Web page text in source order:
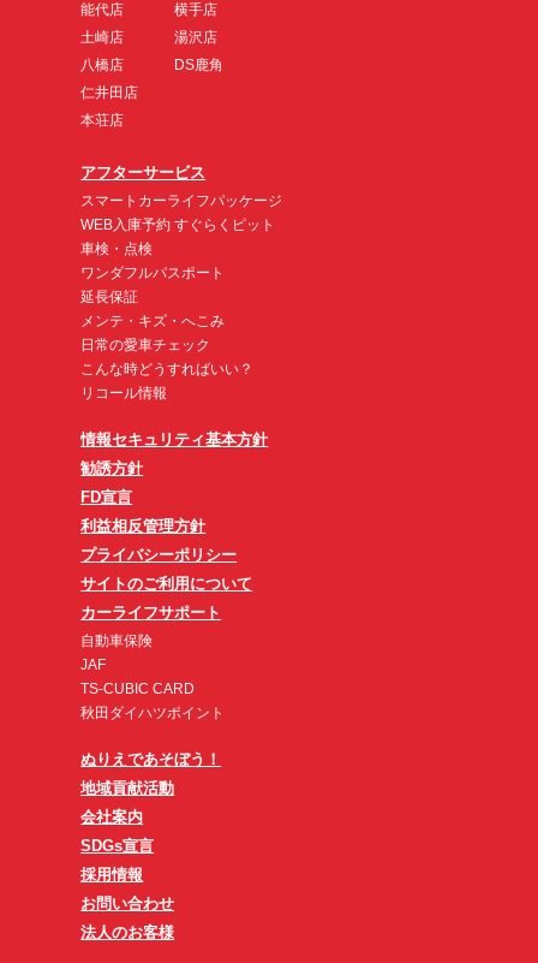
能代店
土崎店
八橋店
仁井田店
本荘店
横手店
湯沢店
DS鹿角
アフターサービス
スマートカーライフパッケージ
WEB入庫予約 すぐらくピット
車検・点検
ワンダフルパスポート
延長保証
メンテ・キズ・へこみ
日常の愛車チェック
こんな時どうすればいい？
リコール情報
情報セキュリティ基本方針
勧誘方針
FD宣言
利益相反管理方針
プライバシーポリシー
サイトのご利用について
カーライフサポート
自動車保険
JAF
TS-CUBIC CARD
秋田ダイハツポイント
ぬりえであそぼう！
地域貢献活動
会社案内
SDGs宣言
採用情報
お問い合わせ
法人のお客様